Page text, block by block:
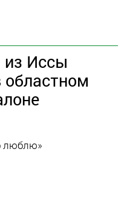
из Иссы
областном
люблю»